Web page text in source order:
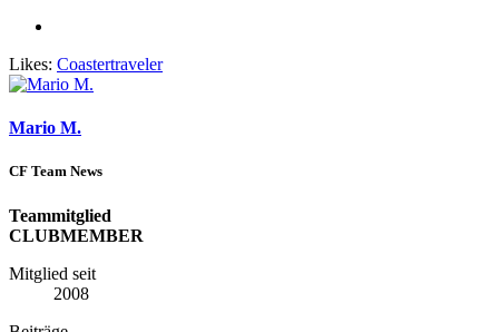
Likes: Coastertraveler
Mario M.
CF Team News
Teammitglied
CLUBMEMBER
Mitglied seit
2008